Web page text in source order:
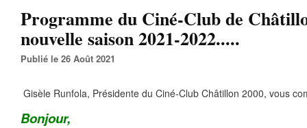
Programme du Ciné-Club de
nouvelle saison 2021-2022.....
Publié le 26 Août 2021
Gisèle Runfola, Présidente du Ciné-Club Châtillon 2000, vous
Bonjour,